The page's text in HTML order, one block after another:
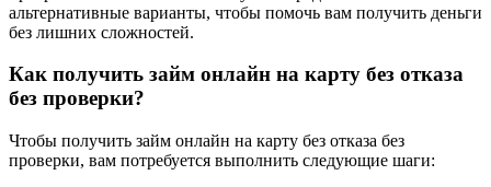
альтернативные варианты, чтобы помочь вам получить деньги
без лишних сложностей.
Как получить займ онлайн на карту без отказа
без проверки?
Чтобы получить займ онлайн на карту без отказа без
проверки, вам потребуется выполнить следующие шаги: